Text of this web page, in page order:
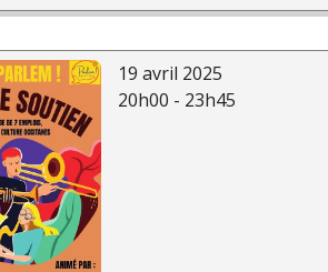
19 avril 2025
20h00 - 23h45